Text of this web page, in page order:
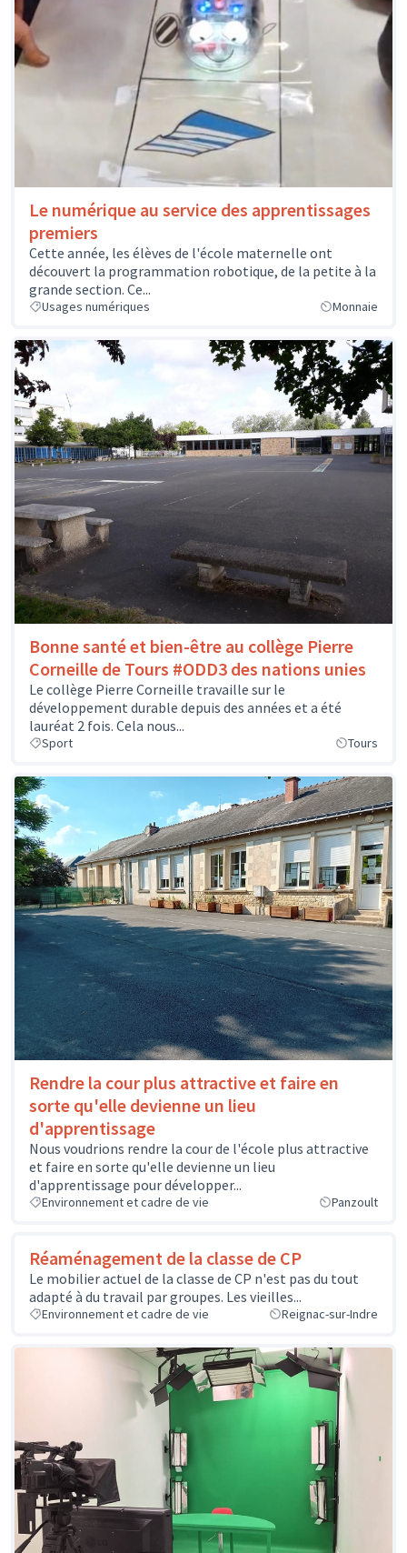
Le numérique au service des apprentissages
premiers
Cette année, les élèves de l'école maternelle ont
découvert la programmation robotique, de la petite à la
grande section. Ce...
Usages numériques Monnaie
Bonne santé et bien-être au collège Pierre
Corneille de Tours #ODD3 des nations unies
Le collège Pierre Corneille travaille sur le
développement durable depuis des années et a été
lauréat 2 fois. Cela nous...
Sport Tours
Rendre la cour plus attractive et faire en
sorte qu'elle devienne un lieu
d'apprentissage
Nous voudrions rendre la cour de l'école plus attractive
et faire en sorte qu'elle devienne un lieu
d'apprentissage pour développer...
Environnement et cadre de vie Panzoult
Réaménagement de la classe de CP
Le mobilier actuel de la classe de CP n'est pas du tout
adapté à du travail par groupes. Les vieilles...
Environnement et cadre de vie Reignac-sur-Indre